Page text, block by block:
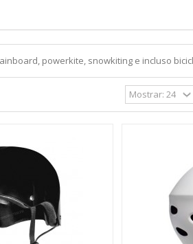
powerkite, snowkiting e incluso